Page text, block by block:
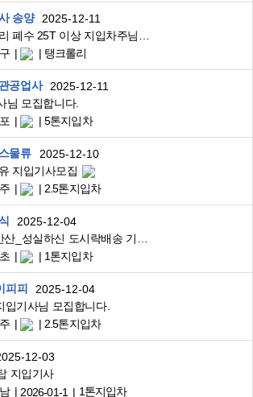
송양
2025-12-11
버큠로리 폐수 25T 이상 지입차주님 모집합니다.
탱크롤리
공업사
2025-12-11
님 모집합니다.
5톤지입차
물류
2025-12-10
지입기사모집
2.5톤지입차
2025-12-04
강남>안산_성실하신 도시락배송 기사님 찾습니다.
1톤지입차
피피
2025-12-04
입기사님 모집합니다.
2.5톤지입차
12-03
지입기사
2026-01-1 1톤지입차